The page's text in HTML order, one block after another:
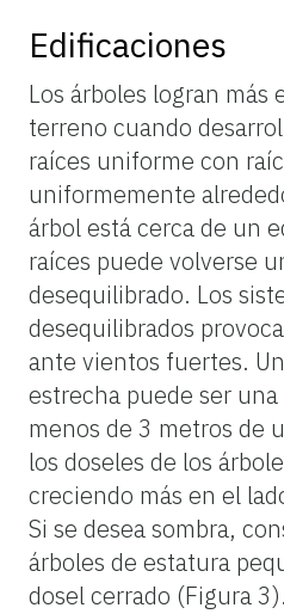
Edificaciones
Los árboles logran más
terreno cuando
raíces uniforme con
uniformemente
árbol está cerca de un
raíces puede volverse
desequilibrado. Los
desequilibrados
ante vientos fuertes.
estrecha puede ser
menos de 3 metros de
los doseles de los
creciendo más en el
Si se desea sombra,
árboles de estatura
dosel cerrado (Figura 3).